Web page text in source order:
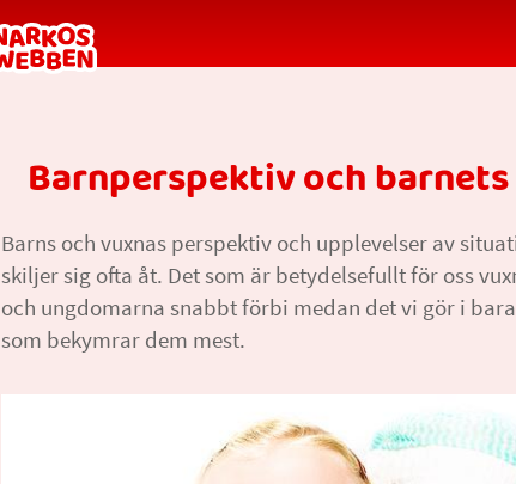
Barnperspektiv och
Barns och vuxnas perspektiv och upplevelser av
skiljer sig ofta åt. Det som är betydelsefullt för oss
och ungdomarna snabbt förbi medan det vi gör i
som bekymrar dem mest.